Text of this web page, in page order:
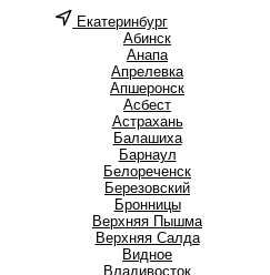
Екатеринбург
Абинск
Анапа
Апрелевка
Апшеронск
Асбест
Астрахань
Балашиха
Барнаул
Белореченск
Березовский
Бронницы
Верхняя Пышма
Верхняя Салда
Видное
Владивосток